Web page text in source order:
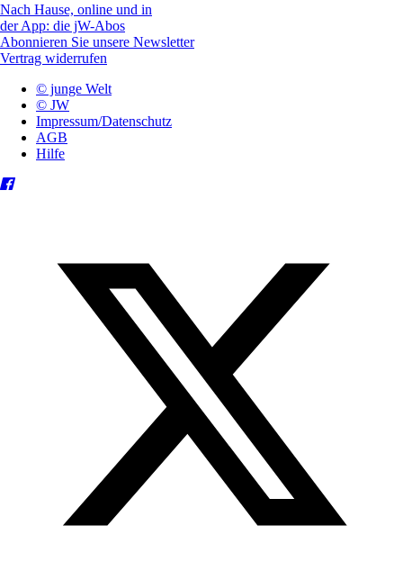
Nach Hause, online und in
der App: die jW-Abos
Abonnieren Sie unsere Newsletter
Vertrag widerrufen
© junge Welt
© JW
Impressum/Datenschutz
AGB
Hilfe